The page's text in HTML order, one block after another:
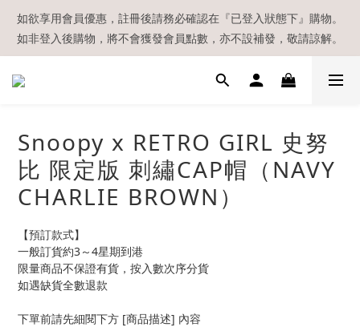
【現貨區】內款式均為在港現貨，現貨區以外的所有貨品都需要訂
貨喔！
如欲享用會員優惠，註冊後請務必確認在『已登入狀態下』購物。
如非登入後購物，將不會獲發會員點數，亦不設補發，敬請諒解。
溫馨提示：所有順豐快遞／本地及國際郵遞寄出後，本店只會以電
【現貨區】內款式均為在港現貨，現貨區以外的所有貨品都需要訂
貨喔！
Snoopy x RETRO GIRL 史努
比 限定版 刺繡CAP帽（NAVY
CHARLIE BROWN）
【預訂款式】
一般訂貨約3～4星期到港
限量商品不保證有貨，按入數次序分貨
如遇缺貨全數退款
下單前請先細閱下方 [商品描述] 內容